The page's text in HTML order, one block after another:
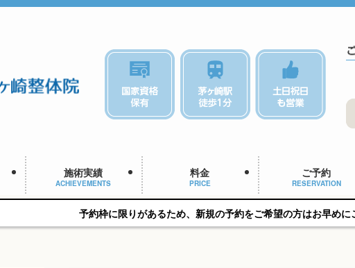
施術実績
ACHIEVEMENTS
料金
PRICE
ご予約
RESERVATION
予約枠に限りがあるため、新規の予約をご希望の方はお早めにご相談ください